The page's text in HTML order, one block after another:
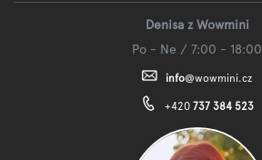
Denisa z Wowmini
Po - Ne / 7:00 - 18:00
info@wowmini.cz
+420 737 384 523